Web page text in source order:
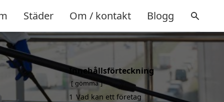
Städer Om / kontakt Blogg
Innehållsförteckning
gömma
1 Vad kan ett företag